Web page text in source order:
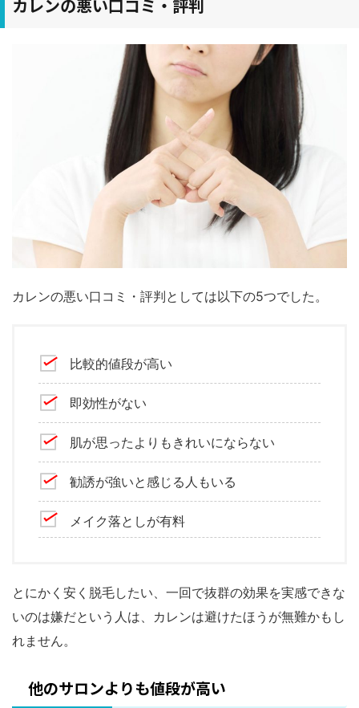
カレンの悪い口コミ・評判
カレンの悪い口コミ・評判としては以下の5つでした。
比較的値段が高い
即効性がない
肌が思ったよりもきれいにならない
勧誘が強いと感じる人もいる
メイク落としが有料
とにかく安く脱毛したい、一回で抜群の効果を実感できな
いのは嫌だという人は、カレンは避けたほうが無難かもし
れません。
他のサロンよりも値段が高い